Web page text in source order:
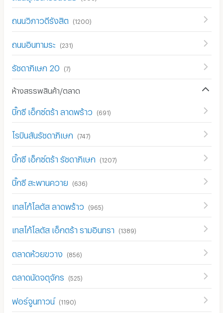
ถนนวิภาวดีรังสิต (1200)
ถนนอินทามระ (231)
รัชดาภิเษก 20 (7)
ห้างสรรพสินค้า/ตลาด
บิ๊กซี เอ็กซ์ตร้า ลาดพร้าว (691)
โรบินสันรัชดาภิเษก (747)
บิ๊กซี เอ็กซ์ตร้า รัชดาภิเษก (1207)
บิ๊กซี สะพานควาย (636)
เทสโก้โลตัส ลาดพร้าว (965)
เทสโก้โลตัส เอ็กตร้า รามอินทรา (1389)
ตลาดห้วยขวาง (856)
ตลาดนัดจตุจักร (525)
ฟอร์จูนทาวน์ (1190)